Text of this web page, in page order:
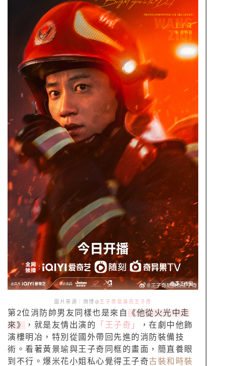
圖片來源：微博@ 王子奇是演员王子奇
第2位消防帥男友同樣也是來自
《他從火光中走
來》
，就是友情出演的 「王子奇」
，在劇中他飾
演樓明冶，特別從國外帶回先進的消防裝備技
術。看著黃景瑜與王子奇同框的畫面，簡直養眼
到不行。爆米花小姐私心覺得王子奇古裝和時裝